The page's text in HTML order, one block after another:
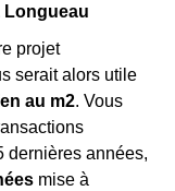
Longueau
projet
serait alors utile
au m2. Vous
dernières années,
mise à